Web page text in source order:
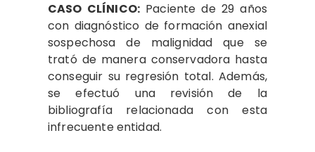
CASO CLÍNICO:Paciente de 29 años
con diagnóstico de formación anexial
sospechosa de malignidad que se
trató de manera conservadora hasta
conseguir su regresión total. Además,
se efectuó una revisión de la
bibliografía relacionada con esta
infrecuente entidad.